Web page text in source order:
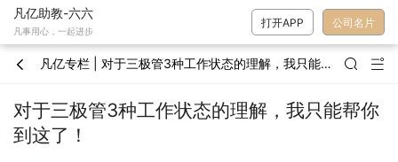
凡亿助教-六六
凡事用心，一起进步
打开APP 公司名片
 凡亿专栏 | 对于三极管3种工作状态的理解，我只能帮你到这了！  
对于三极管3种工作状态的理解，我只能帮你
到这了！